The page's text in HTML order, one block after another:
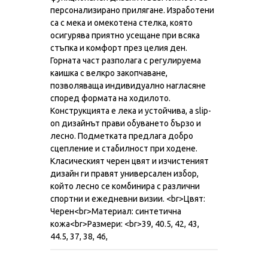
персонализирано прилягане. Изработени
са с мека и омекотена стелка, която
осигурява приятно усещане при всяка
стъпка и комфорт през целия ден.
Горната част разполага с регулируема
каишка с велкро закопчаване,
позволяваща индивидуално нагласяне
според формата на ходилото.
Конструкцията е лека и устойчива, а slip-
on дизайнът прави обуването бързо и
лесно. Подметката предлага добро
сцепление и стабилност при ходене.
Класическият черен цвят и изчистеният
дизайн ги правят универсален избор,
който лесно се комбинира с различни
спортни и ежедневни визии. <br>Цвят:
Черен<br>Материал: синтетична
кожа<br>Размери: <br>39, 40.5, 42, 43,
44.5, 37, 38, 46,